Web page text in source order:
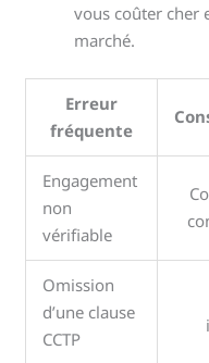
vous coûter cher
marché.
Erreur
fréquente
Engagement
non
vérifiable
Omission
d’une clause
CCTP